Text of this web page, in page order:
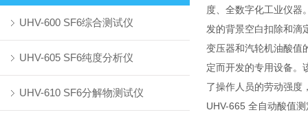
UHV-600 SF6综合测试仪
UHV-605 SF6纯度分析仪
UHV-610 SF6分解物测试仪
度、全数字化工业仪器
发的背景空白扣除和滴
变压器和汽轮机油酸值
定而开发的专用设备。
了操作人员的劳动强度
UHV-665 全自动酸值